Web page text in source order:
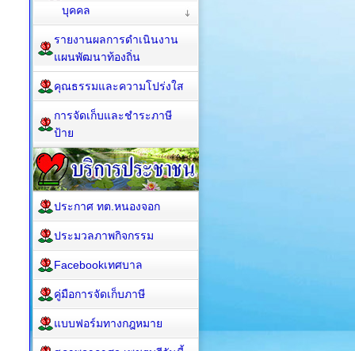
บุคคล
รายงานผลการดำเนินงาน
แผนพัฒนาท้องถิ่น
คุณธรรมและความโปร่งใส
การจัดเก็บและชำระภาษี
ป้าย
ประกาศ ทต.หนองจอก
ประมวลภาพกิจกรรม
Facebookเทศบาล
คู่มือการจัดเก็บภาษี
แบบฟอร์มทางกฎหมาย